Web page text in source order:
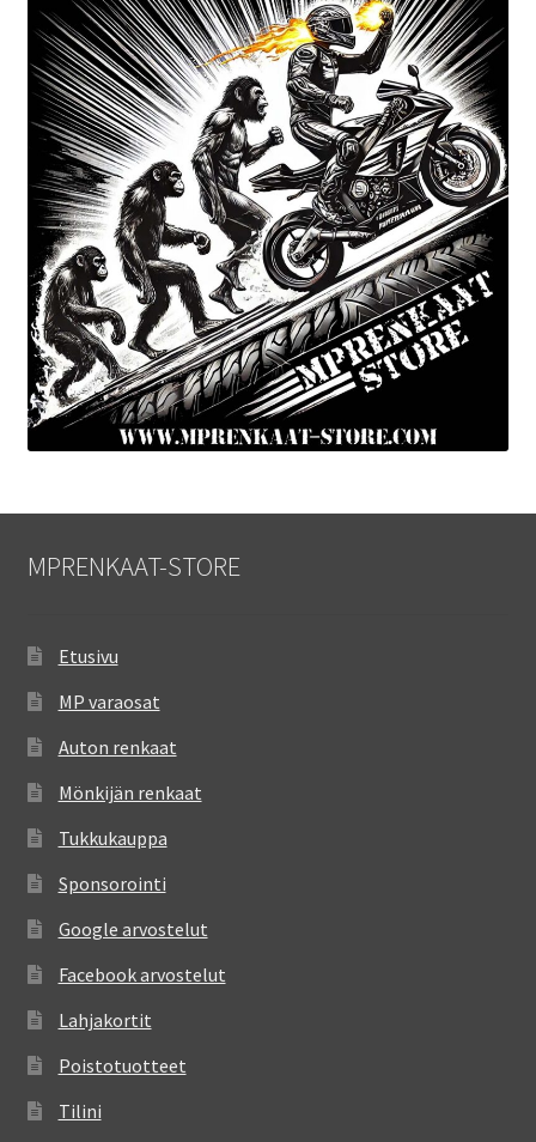
MPRENKAAT-STORE
Etusivu
MP varaosat
Auton renkaat
Mönkijän renkaat
Tukkukauppa
Sponsorointi
Google arvostelut
Facebook arvostelut
Lahjakortit
Poistotuotteet
Tilini